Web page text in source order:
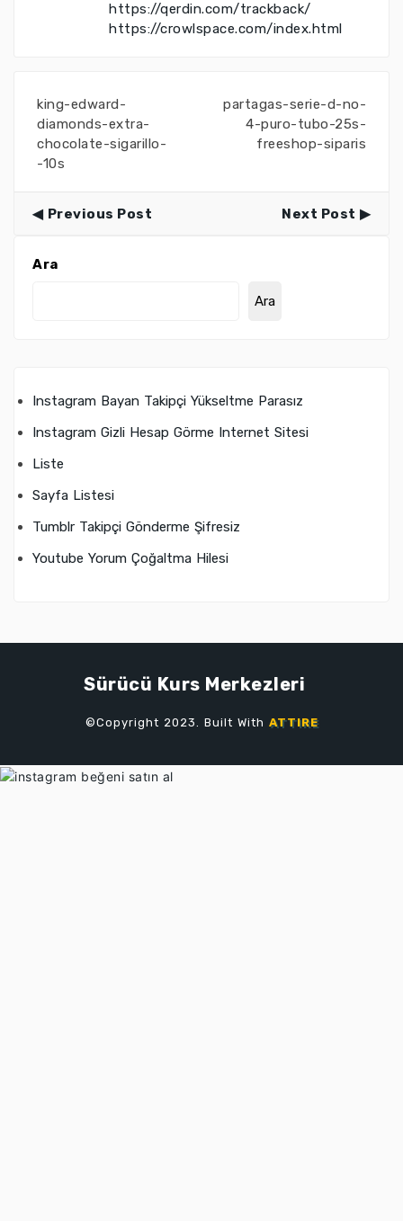
https://qerdin.com/trackback/
https://crowlspace.com/index.html
king-edward-
diamonds-extra-
chocolate-sigarillo-
-10s
partagas-serie-d-no-
4-puro-tubo-25s-
freeshop-siparis
Previous Post Next Post
Ara
Ara
Instagram Bayan Takipçi Yükseltme Parasız
Instagram Gizli Hesap Görme Internet Sitesi
Liste
Sayfa Listesi
Tumblr Takipçi Gönderme Şifresiz
Youtube Yorum Çoğaltma Hilesi
Sürücü Kurs Merkezleri
©Copyright 2023. Built With ATTIRE